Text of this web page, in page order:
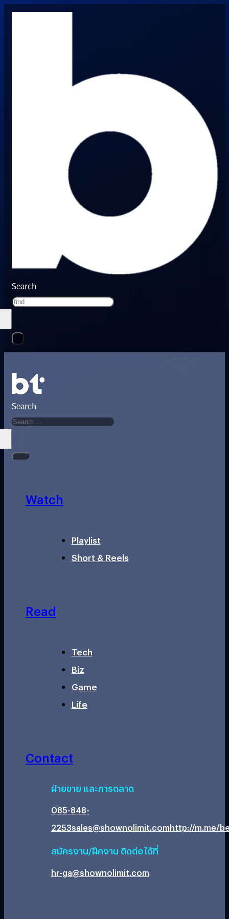
Search
Search
Watch
Playlist
Short & Reels
Read
Tech
Biz
Game
Life
Contact
ฝ่ายขาย และการตลาด
085-848-
2253sales@shownolimit.comhttp://m.me/
สมัครงาน/ฝึกงาน ติดต่อได้ที่
hr-ga@shownolimit.com